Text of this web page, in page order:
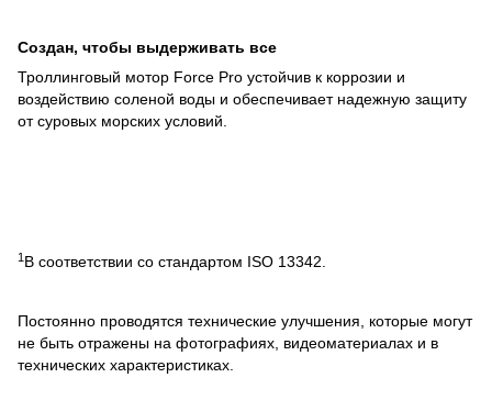
Создан, чтобы выдерживать все
Троллинговый мотор Force Pro устойчив к коррозии и
воздействию соленой воды и обеспечивает надежную защиту
от суровых морских условий.
1 В соответствии со стандартом ISO 13342.
Постоянно проводятся технические улучшения, которые могут
не быть отражены на фотографиях, видеоматериалах и в
технических характеристиках.